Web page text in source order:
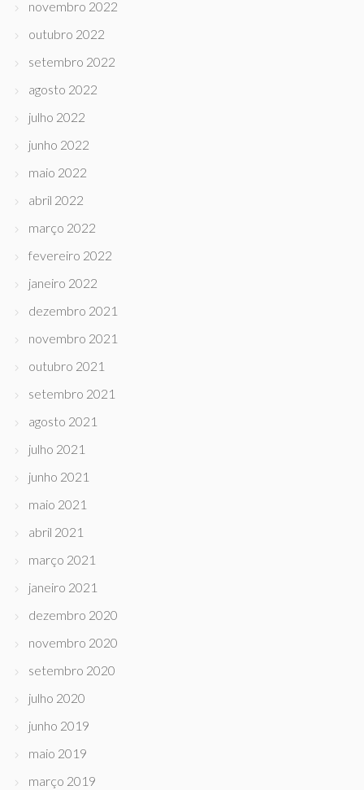
novembro 2022
outubro 2022
setembro 2022
agosto 2022
julho 2022
junho 2022
maio 2022
abril 2022
março 2022
fevereiro 2022
janeiro 2022
dezembro 2021
novembro 2021
outubro 2021
setembro 2021
agosto 2021
julho 2021
junho 2021
maio 2021
abril 2021
março 2021
janeiro 2021
dezembro 2020
novembro 2020
setembro 2020
julho 2020
junho 2019
maio 2019
março 2019